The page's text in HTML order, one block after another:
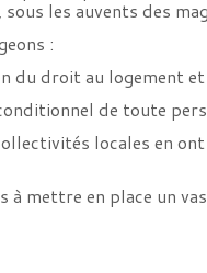
les auvents des
:
du droit au logement
de toute
locales en
à mettre en place un